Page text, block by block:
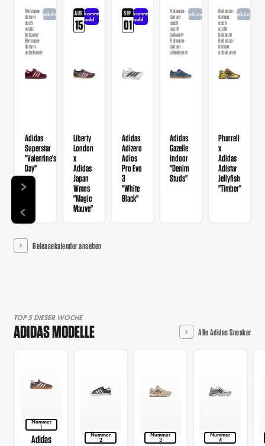
Release-
datum
noch
nicht
bekannt
Release-
datum
unbekannt
angekündigt
Adidas
Superstar
"Valentine's
Day"
AUG
15
kommt
bald
Liberty
London
x
Adidas
Japan
Wmns
"Magic
Mauve"
SEP
01
kommt
bald
Adidas
Adizero
Adios
Pro Evo
3
"White
Black"
Release-
datum
noch
nicht
bekannt
Release-
datum
unbekannt
angekündigt
Adidas
Gazelle
Indoor
"Denim
Studs"
Release-
datum
noch
nicht
bekannt
Release-
datum
unbekannt
angekündigt
Pharrell
x
Adidas
Adistar
Jellyfish
"Timber"
Releasekalender ansehen
TOP 5 DIESER WOCHE
ADIDAS MODELLE Alle Adidas Sneaker
Nummer
1
Adidas
Nummer
2
Nummer
3
Nummer
4